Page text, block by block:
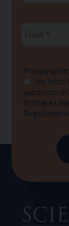
Privacy
Ho letto
autorizzo il
trattare i